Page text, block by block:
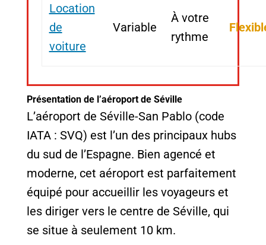
Location
de
voiture
Variable
À votre
rythme
Présentation de l’aéroport de Séville
L’aéroport de Séville-San Pablo (code
IATA : SVQ) est l’un des principaux hubs
du sud de l’Espagne. Bien agencé et
moderne, cet aéroport est parfaitement
équipé pour accueillir les voyageurs et
les diriger vers le centre de Séville, qui
se situe à seulement 10 km.